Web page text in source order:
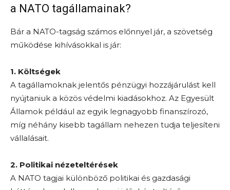
a NATO tagállamainak?
Bár a NATO-tagság számos előnnyel jár, a szövetség
működése kihívásokkal is jár:
1. Költségek
A tagállamoknak jelentős pénzügyi hozzájárulást kell
nyújtaniuk a közös védelmi kiadásokhoz. Az Egyesült
Államok például az egyik legnagyobb finanszírozó,
míg néhány kisebb tagállam nehezen tudja teljesíteni
vállalásait.
2. Politikai nézeteltérések
A NATO tagjai különböző politikai és gazdasági